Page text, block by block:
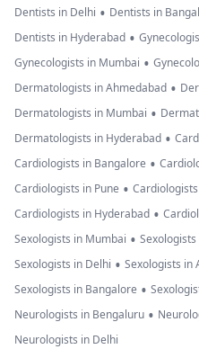
Dentists in Delhi • Dentists in
Dentists in Hyderabad •
Gynecologists in Mumbai •
Dermatologists in Ahmedabad •
Dermatologists in Mumbai •
Dermatologists in Hyderabad •
Cardiologists in Bangalore •
Cardiologists in Pune •
Cardiologists in Hyderabad •
Sexologists in Mumbai •
Sexologists in Delhi • Sexologists in
Sexologists in Bangalore •
Neurologists in Bengaluru •
Neurologists in Delhi